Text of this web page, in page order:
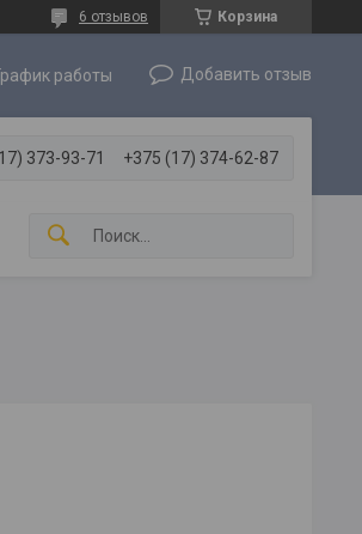
Корзина
6 отзывов
работы Добавить отзыв
373-93-71 +375 (17) 374-62-87